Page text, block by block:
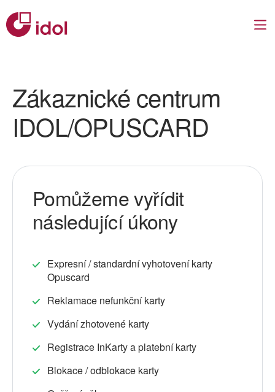
Zákaznické centrum
IDOL/OPUSCARD
Pomůžeme vyřídit
následující úkony
Expresní / standardní vyhotovení karty
Opuscard
Reklamace nefunkční karty
Vydání zhotovené karty
Registrace InKarty a platební karty
Blokace / odblokace karty